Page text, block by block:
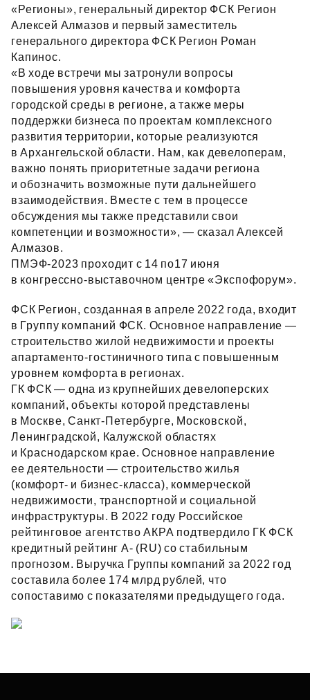
«Регионы», генеральный директор ФСК Регион
Алексей Алмазов и первый заместитель
генерального директора ФСК Регион Роман
Капинос.
«В ходе встречи мы затронули вопросы
повышения уровня качества и комфорта
городской среды в регионе, а также меры
поддержки бизнеса по проектам комплексного
развития территории, которые реализуются
в Архангельской области. Нам, как девелоперам,
важно понять приоритетные задачи региона
и обозначить возможные пути дальнейшего
взаимодействия. Вместе с тем в процессе
обсуждения мы также представили свои
компетенции и возможности», — сказал Алексей
Алмазов.
ПМЭФ‑2023 проходит с 14 по17 июня
в конгрессно‑выставочном центре «Экспофорум».
ФСК Регион, созданная в апреле 2022 года, входит
в Группу компаний ФСК. Основное направление —
строительство жилой недвижимости и проекты
апартаменто‑гостиничного типа с повышенным
уровнем комфорта в регионах.
ГК ФСК — одна из крупнейших девелоперских
компаний, объекты которой представлены
в Москве, Санкт‑Петербурге, Московской,
Ленинградской, Калужской областях
и Краснодарском крае. Основное направление
ее деятельности — строительство жилья
(комфорт- и бизнес‑класса), коммерческой
недвижимости, транспортной и социальной
инфраструктуры. В 2022 году Российское
рейтинговое агентство АКРА подтвердило ГК ФСК
кредитный рейтинг А- (RU) со стабильным
прогнозом. Выручка Группы компаний за 2022 год
составила более 174 млрд рублей, что
сопоставимо с показателями предыдущего года.